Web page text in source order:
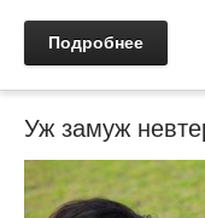
Подробнее
Уж замуж